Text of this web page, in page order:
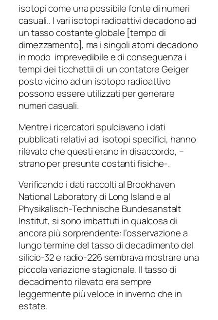
isotopi come una possibile fonte di numeri
casuali.. I vari isotopi radioattivi decadono ad
un tasso costante globale [tempo di
dimezzamento], ma i singoli atomi decadono
in modo imprevedibile e di conseguenza i
tempi dei ticchettii di un contatore Geiger
posto vicino ad un isotopo radioattivo
possono essere utilizzati per generare
numeri casuali.
Mentre i ricercatori spulciavano i dati
pubblicati relativi ad isotopi specifici, hanno
rilevato che questi erano in disaccordo, –
strano per presunte costanti fisiche-.
Verificando i dati raccolti al Brookhaven
National Laboratory di Long Island e al
Physikalisch-Technische Bundesanstalt
Institut, si sono imbattuti in qualcosa di
ancora più sorprendente: l’osservazione a
lungo termine del tasso di decadimento del
silicio-32 e radio-226 sembrava mostrare una
piccola variazione stagionale. Il tasso di
decadimento rilevato era sempre
leggermente più veloce in inverno che in
estate.